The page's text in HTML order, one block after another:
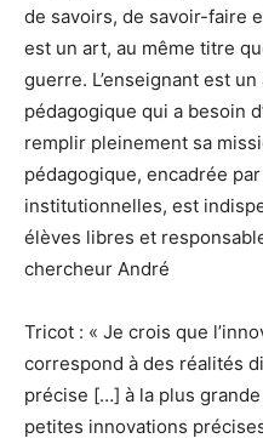
de savoirs, de savoir-faire
est un art, au même titre
guerre. L’enseignant est
pédagogique qui a besoin
remplir pleinement sa
pédagogique, encadrée
institutionnelles, est
élèves libres et
chercheur André
Tricot : « Je crois que
correspond à des réalités
précise […] à la plus
petites innovations